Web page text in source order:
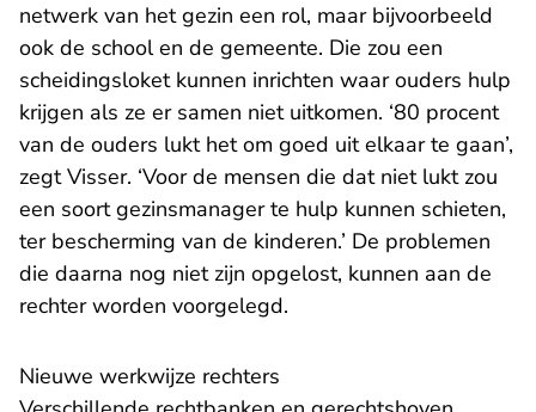
netwerk van het gezin een rol, maar bijvoorbeeld
ook de school en de gemeente. Die zou een
scheidingsloket kunnen inrichten waar ouders hulp
krijgen als ze er samen niet uitkomen. ‘80 procent
van de ouders lukt het om goed uit elkaar te gaan’,
zegt Visser. ‘Voor de mensen die dat niet lukt zou
een soort gezinsmanager te hulp kunnen schieten,
ter bescherming van de kinderen.’ De problemen
die daarna nog niet zijn opgelost, kunnen aan de
rechter worden voorgelegd.
Nieuwe werkwijze rechters